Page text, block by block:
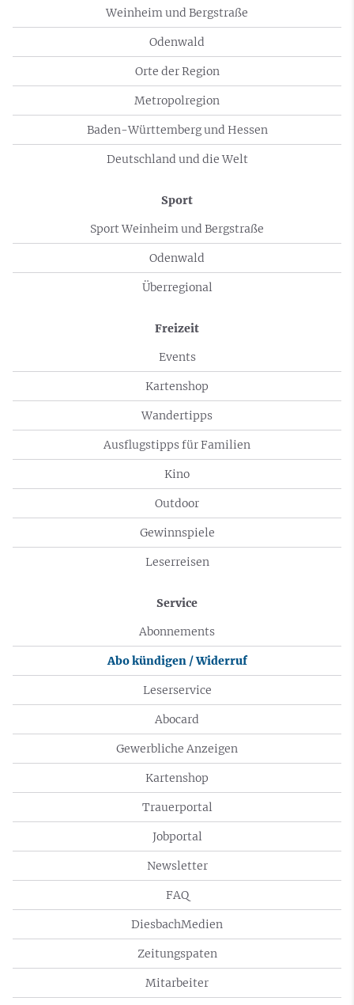
Weinheim und Bergstraße
Odenwald
Orte der Region
Metropolregion
Baden-Württemberg und Hessen
Deutschland und die Welt
Sport
Sport Weinheim und Bergstraße
Odenwald
Überregional
Freizeit
Events
Kartenshop
Wandertipps
Ausflugstipps für Familien
Kino
Outdoor
Gewinnspiele
Leserreisen
Service
Abonnements
Abo kündigen / Widerruf
Leserservice
Abocard
Gewerbliche Anzeigen
Kartenshop
Trauerportal
Jobportal
Newsletter
FAQ
DiesbachMedien
Zeitungspaten
Mitarbeiter